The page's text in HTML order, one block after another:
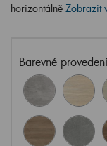
horizontálně Zobrazit
Barevné